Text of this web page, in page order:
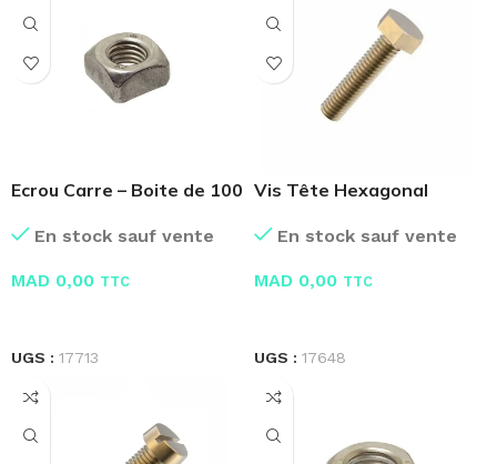
Ecrou Carre – Boite de 100
En stock sauf vente
MAD 0,00 TTC
UGS : 17713
Vis Tête Hexagonal
En stock sauf vente
MAD 0,00 TTC
UGS : 17648